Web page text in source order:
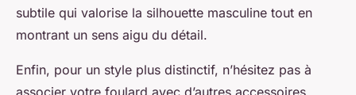
subtile qui valorise la silhouette masculine tout en
montrant un sens aigu du détail.
Enfin, pour un style plus distinctif, n’hésitez pas à